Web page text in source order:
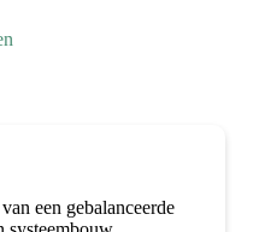
een gebalanceerde